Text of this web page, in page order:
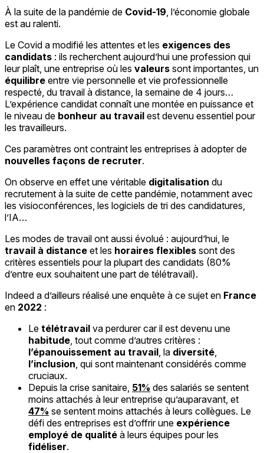
À la suite de la pandémie de Covid-19 , l’économie globale
est au ralenti.
Le Covid a modifié les attentes et les exigences des
candidats : ils recherchent aujourd’hui une profession qui
leur plaît, une entreprise où les valeurs sont importantes, un
équilibre entre vie personnelle et vie professionnelle
respecté, du travail à distance, la semaine de 4 jours…
L’expérience candidat connaît une montée en puissance et
le niveau de bonheur au travail est devenu essentiel pour
les travailleurs.
Ces paramètres ont contraint les entreprises à adopter de
nouvelles façons de recruter.
On observe en effet une véritable digitalisation du
recrutement à la suite de cette pandémie, notamment avec
les visioconférences, les logiciels de tri des candidatures,
l’IA…
Les modes de travail ont aussi évolué : aujourd’hui, le
travail à distance et les horaires flexibles sont des
critères essentiels pour la plupart des candidats (80%
d’entre eux souhaitent une part de télétravail).
Indeed a d’ailleurs réalisé une enquête à ce sujet en France
en 2022 :
Le télétravail va perdurer car il est devenu une
habitude , tout comme d’autres critères :
l’épanouissement au travail , la diversité
l’inclusion , qui sont maintenant considérés comme
cruciaux.
Depuis la crise sanitaire, 51% des salariés se sentent
moins attachés à leur entreprise qu’auparavant, et
47% se sentent moins attachés à leurs collègues. Le
défi des entreprises est d’offrir une expérience
employé de qualité à leurs équipes pour les
fidéliser.